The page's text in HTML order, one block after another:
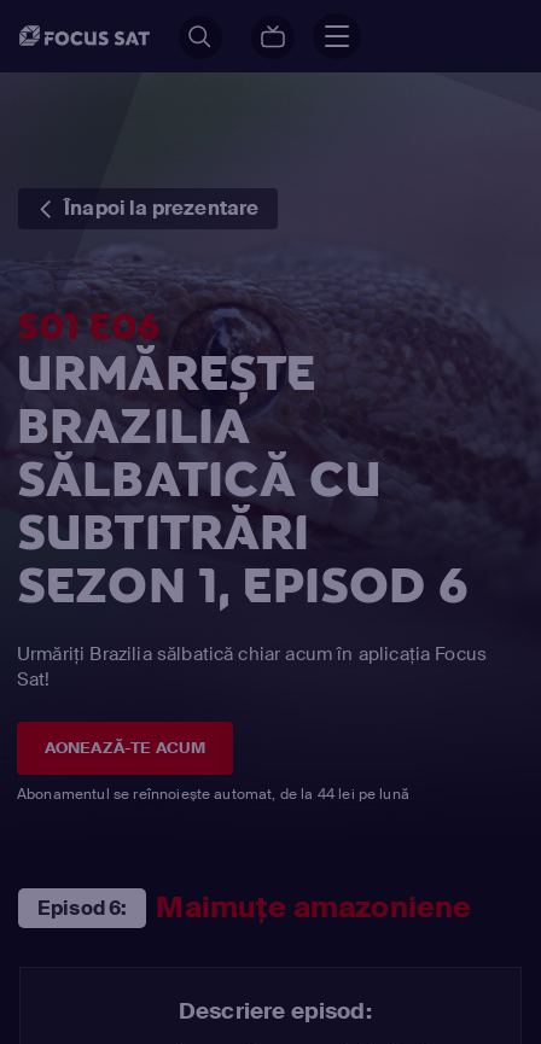
Înapoi la prezentare
S01 E06
URMĂREȘTE
BRAZILIA
SĂLBATICĂ CU
SUBTITRĂRI
SEZON 1, EPISOD 6
Urmăriți Brazilia sălbatică chiar acum în aplicația Focus
Sat!
AONEAZĂ-TE ACUM
Abonamentul se reînnoiește automat, de la 44 lei pe lună
Episod 6: Maimuţe amazoniene
Descriere episod: